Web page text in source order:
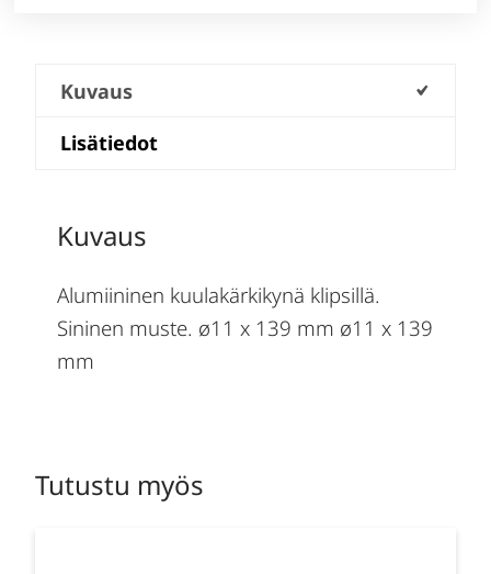
Kuvaus
Lisätiedot
Kuvaus
Alumiininen kuulakärkikynä klipsillä.
Sininen muste. ø11 x 139 mm ø11 x 139
mm
Tutustu myös